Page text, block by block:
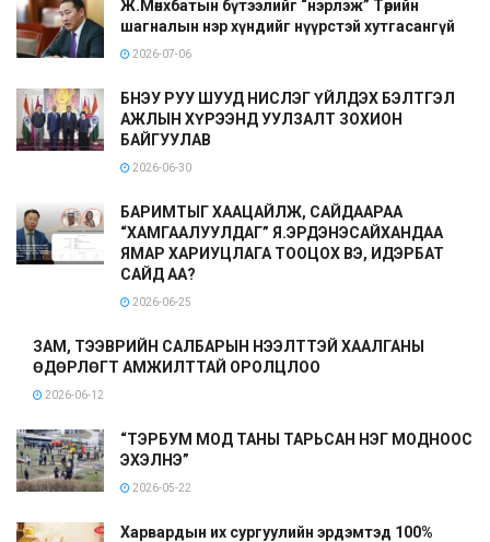
Ж.Мөнхбатын бүтээлийг “нэрлэж” Төрийн
шагналын нэр хүндийг нүүрстэй хутгасангүй
2026-07-06
БНЭУ РУУ ШУУД НИСЛЭГ ҮЙЛДЭХ БЭЛТГЭЛ
АЖЛЫН ХҮРЭЭНД УУЛЗАЛТ ЗОХИОН
БАЙГУУЛАВ
2026-06-30
БАРИМТЫГ ХААЦАЙЛЖ, САЙДААРАА
“ХАМГААЛУУЛДАГ” Я.ЭРДЭНЭСАЙХАНДАА
ЯМАР ХАРИУЦЛАГА ТООЦОХ ВЭ, ИДЭРБАТ
САЙД АА?
2026-06-25
ЗАМ, ТЭЭВРИЙН САЛБАРЫН НЭЭЛТТЭЙ ХААЛГАНЫ
ӨДӨРЛӨГТ АМЖИЛТТАЙ ОРОЛЦЛОО
2026-06-12
“ТЭРБУМ МОД ТАНЫ ТАРЬСАН НЭГ МОДНООС
ЭХЭЛНЭ”
2026-05-22
Харвардын их сургуулийн эрдэмтэд 100%